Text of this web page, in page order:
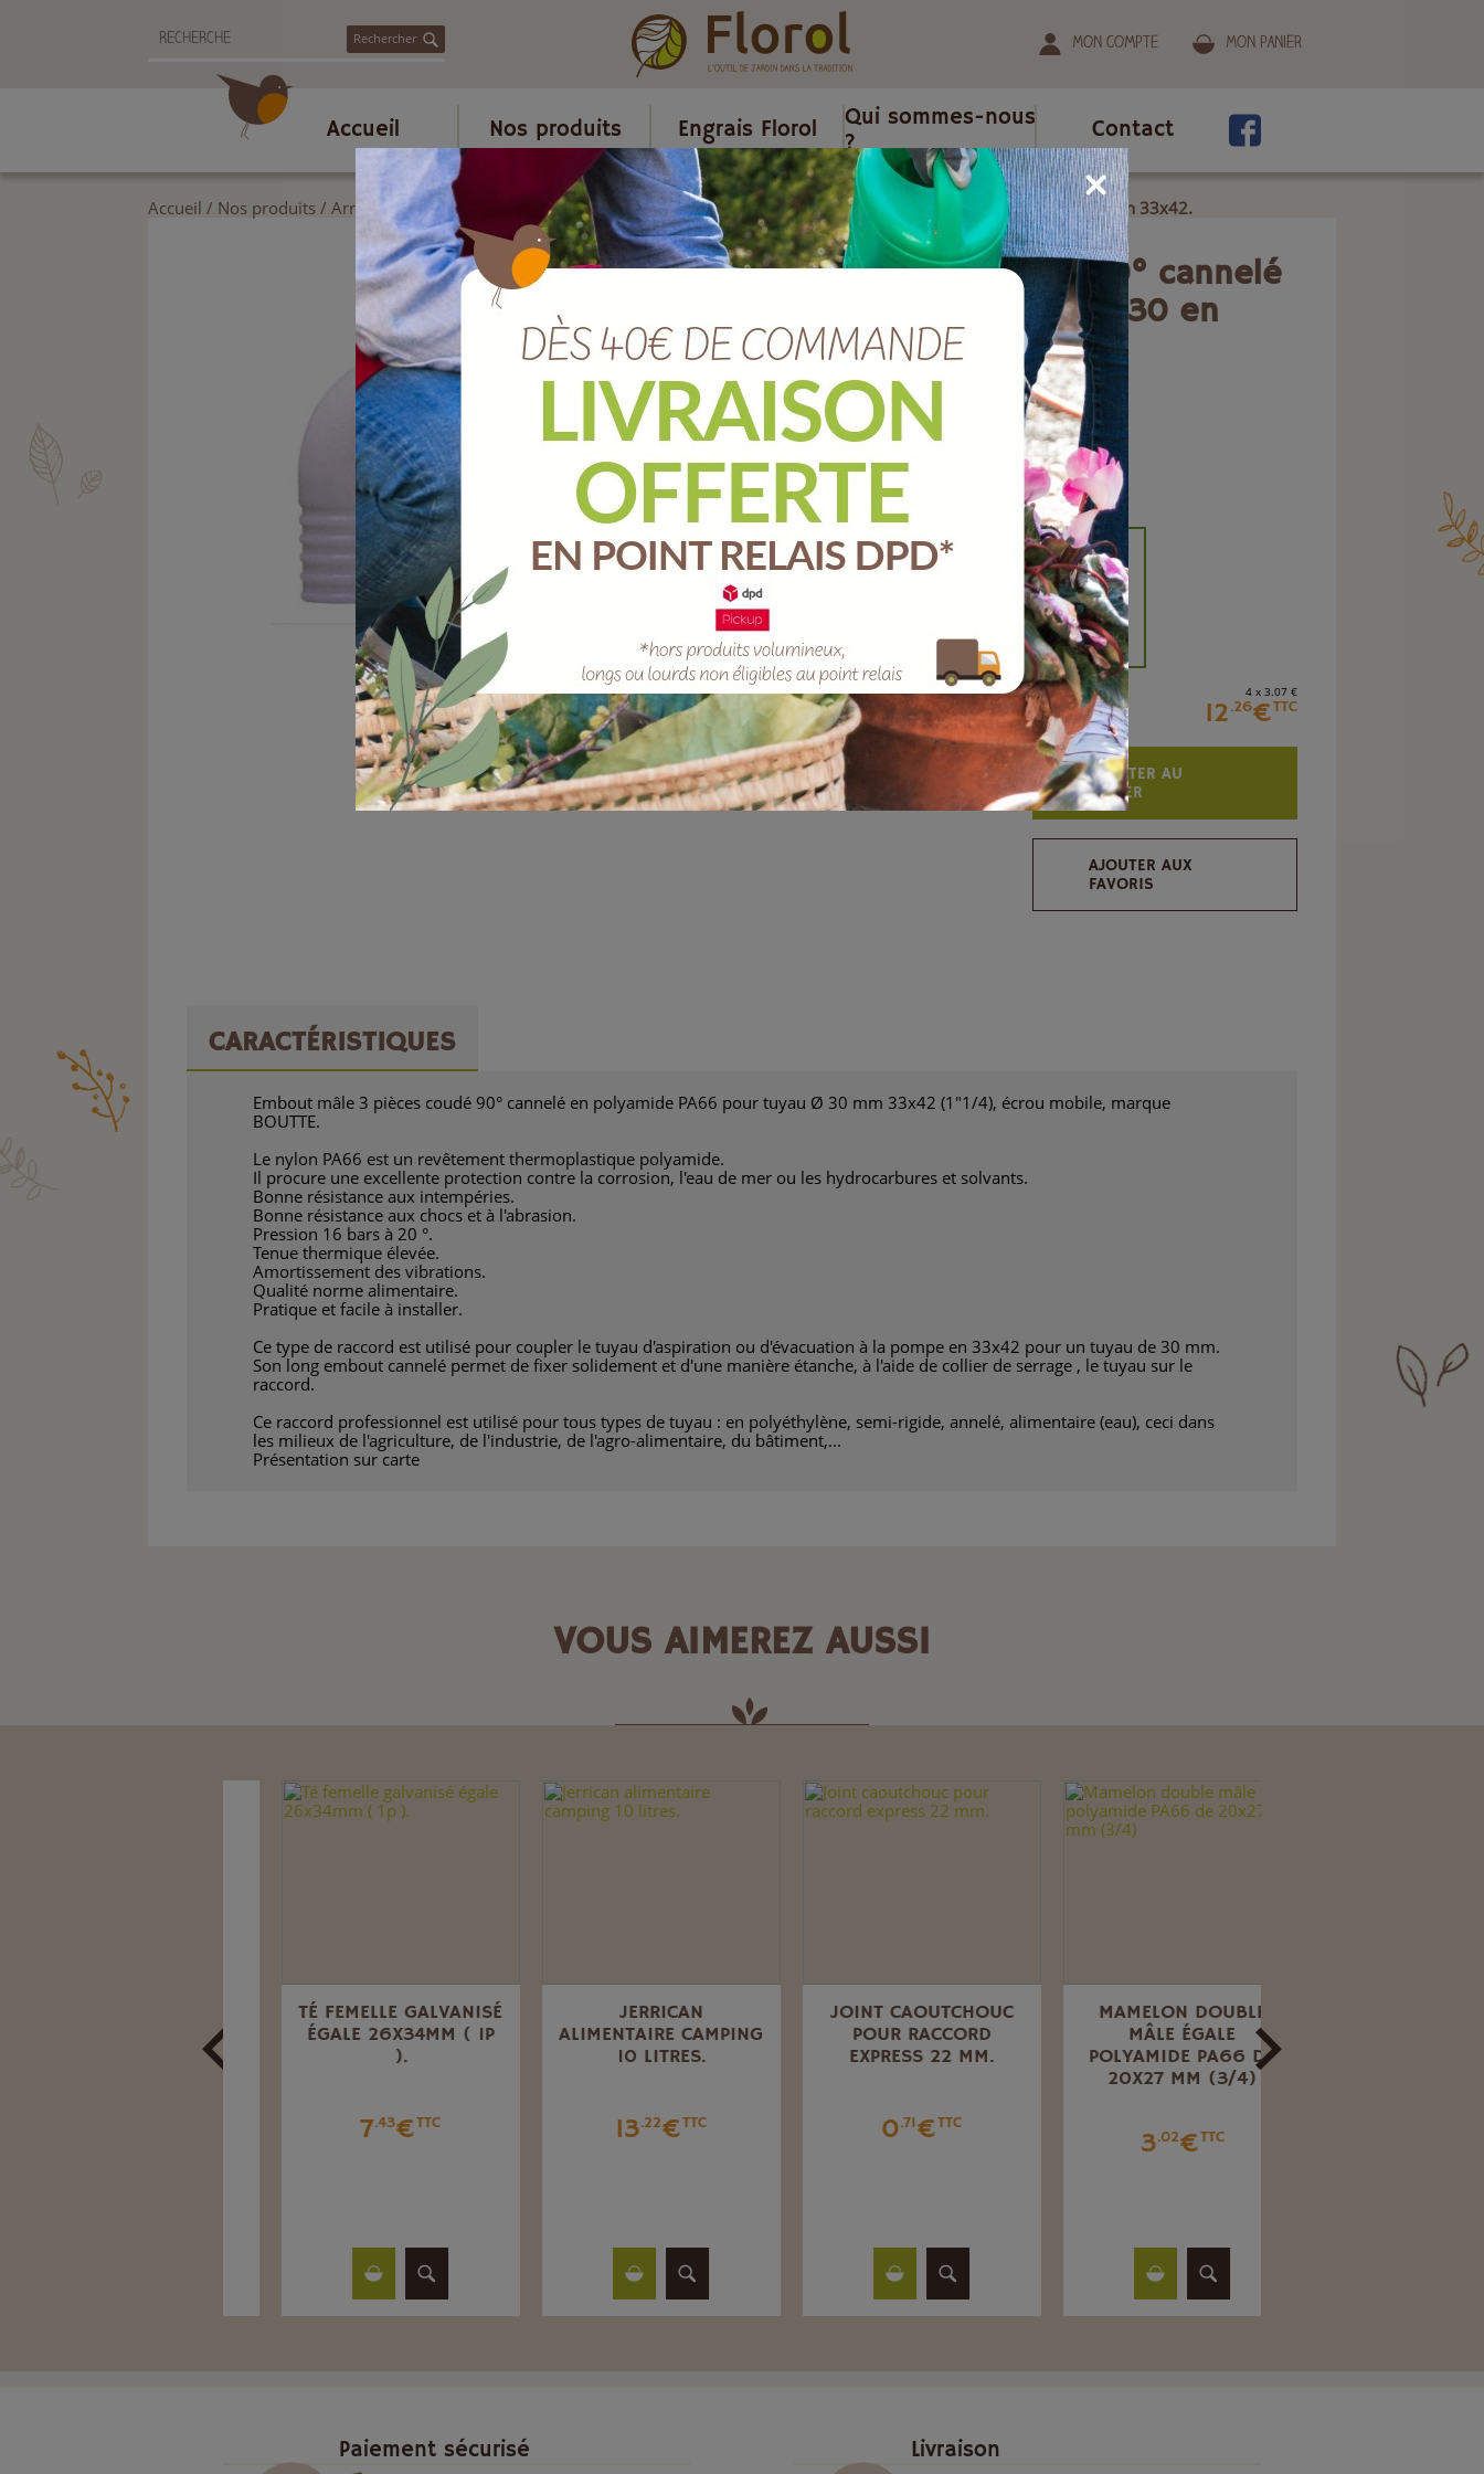
Rechercher Mon compte Mon panier
Accueil Nos produits Engrais Florol
Qui sommes-nous
?
Contact
Accueil / Nos produits /Arrosage/Pompes et récupérateurs d'eau/Embout mâle coudé 90° cannelé polyamide pa66 tuyau 30 en 33x42.
Embout mâle coudé 90° cannelé
polyamide PA66 tuyau 30 en
33x42.
Ref : A150496
EAN :3160140150496
Marque : BOUTTE
Quantité :
Unité
+
4 x 3.07 €
12.26€TTC
AJOUTER AU
PANIER
AJOUTER AUX
FAVORIS
CARACTÉRISTIQUES
Embout mâle 3 pièces coudé 90° cannelé en polyamide PA66 pour tuyau Ø 30 mm 33x42 (1"1/4), écrou mobile, marque
BOUTTE.
Le nylon PA66 est un revêtement thermoplastique polyamide.
Il procure une excellente protection contre la corrosion, l'eau de mer ou les hydrocarbures et solvants.
Bonne résistance aux intempéries.
Bonne résistance aux chocs et à l'abrasion.
Pression 16 bars à 20 °.
Tenue thermique élevée.
Amortissement des vibrations.
Qualité norme alimentaire.
Pratique et facile à installer.
Ce type de raccord est utilisé pour coupler le tuyau d'aspiration ou d'évacuation à la pompe en 33x42 pour un tuyau de 30 mm.
Son long embout cannelé permet de fixer solidement et d'une manière étanche, à l'aide de collier de serrage , le tuyau sur le
raccord.
Ce raccord professionnel est utilisé pour tous types de tuyau : en polyéthylène, semi-rigide, annelé, alimentaire (eau), ceci dans
les milieux de l'agriculture, de l'industrie, de l'agro-alimentaire, du bâtiment,...
Présentation sur carte
VOUS AIMEREZ AUSSI
TÉ FEMELLE GALVANISÉ
ÉGALE 26X34MM ( 1P
€TTC
JERRICAN
ALIMENTAIRE CAMPING
10 LITRES.
€TTC
JOINT CAOUTCHOUC
POUR RACCORD
EXPRESS 22 MM.
€TTC
MAMELON DOUBLE
MÂLE ÉGALE
POLYAMIDE PA66 DE
20X27 MM (3/4)
€TTC
Paiement sécurisé Livraison